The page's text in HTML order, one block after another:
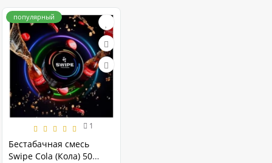
популярный
1
Бестабачная смесь
Swipe Cola (Кола) 50